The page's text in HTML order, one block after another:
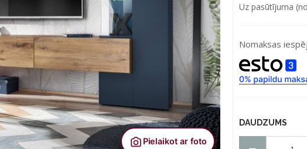
Uz pasūtījuma
Nomaksas
DAUDZUMS